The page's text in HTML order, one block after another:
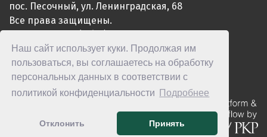
Наш сайт использует куки. Продолжая им
пользоваться, вы соглашаетесь на обработку
персональных данных в соответствии с
политикой конфиденциальности
Подробнее
Отклонить Принять
пос. Песочный, ул. Ленинградская, 68
Все права защищены.
ISSN 2949-4915 (Online)